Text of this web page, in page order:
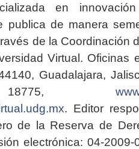
en
publica de manera
de la Coordinación
Virtual. Oficinas
Guadalajara,
. Editor
de la Reserva de
electrónica: 04-2009-